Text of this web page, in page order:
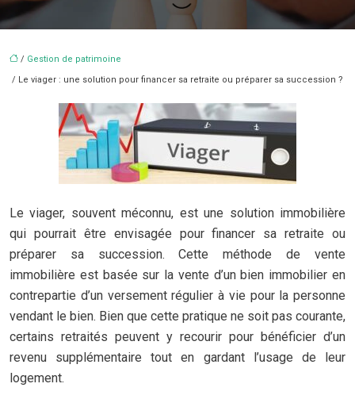
/ Gestion de patrimoine
/ Le viager : une solution pour financer sa retraite ou préparer sa succession ?
Le viager, souvent méconnu, est une solution immobilière
qui pourrait être envisagée pour financer sa retraite ou
préparer sa succession. Cette méthode de vente
immobilière est basée sur la vente d’un bien immobilier en
contrepartie d’un versement régulier à vie pour la personne
vendant le bien. Bien que cette pratique ne soit pas courante,
certains retraités peuvent y recourir pour bénéficier d’un
revenu supplémentaire tout en gardant l’usage de leur
logement.